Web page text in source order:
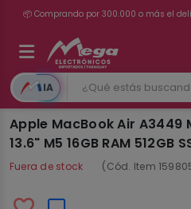
💳 ¡HASTA 24 CUOTAS SIN
IA
Apple MacBook Air A3449
13.6" M5 16GB RAM 512GB
Fuera de stock (Cód. Item